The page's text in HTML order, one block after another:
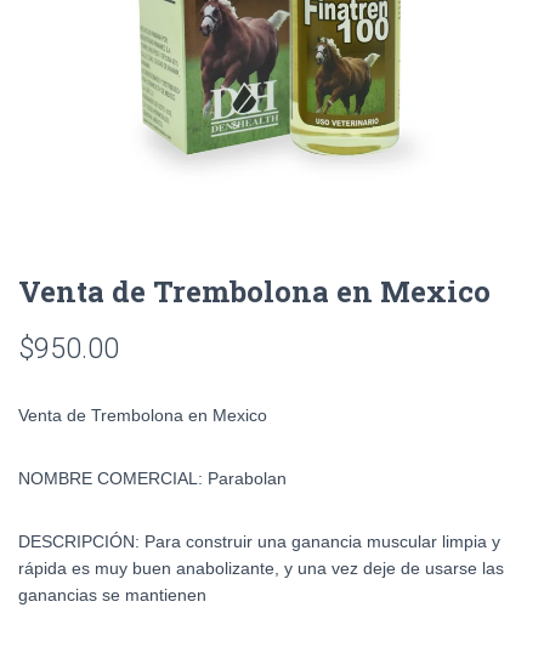
Venta de Trembolona en Mexico
$950.00
Venta de Trembolona en Mexico
NOMBRE COMERCIAL: Parabolan
DESCRIPCIÓN: Para construir una ganancia muscular limpia y
rápida es muy buen anabolizante, y una vez deje de usarse las
ganancias se mantienen